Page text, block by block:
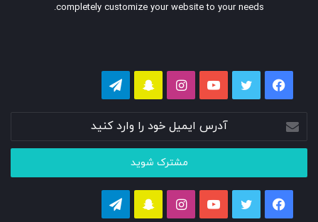
completely customize your website to your needs.
فیسبوک توییتر یوتیوب اینستاگرام
اسنپ
آدرس
ایمیل
خود
وارد
کنید
فیسبوک توییتر یوتیوب اینستاگرام
اسنپ